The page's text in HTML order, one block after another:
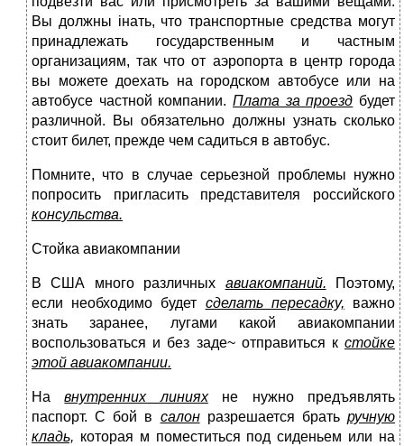
Вы должны інать, что транспортные средства могут
принадлежать госу­дарственным и частным
организациям, так что от аэропорта в центр города
вы можете доехать на городском автобусе или на
автобусе частной компании. Плата за проезд будет
различной. Вы обязательно должны узнать сколько
стоит билет, прежде чем садиться в автобус.
Помните, что в случае серьезной проблемы нужно
попро­сить пригласить представителя российского
консульства.
Стойка авиакомпании
В США много различных авиакомпаний. Поэтому,
если необходимо будет сделать пересадку, важно
знать заранее, лугами какой авиакомпании
воспользоваться и без заде~ отправиться к стойке
этой авиакомпании.
Навнутренних линияхне нужно предъявлять
паспорт. С бой в салонразрешается братьручную
кладь, которая м поместиться под сиденьем или на